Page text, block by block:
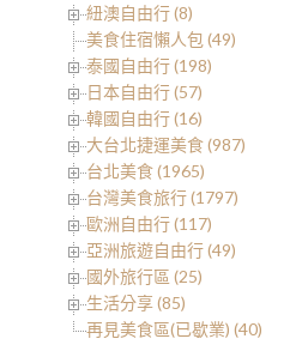
紐澳自由行 (8)
美食住宿懶人包 (49)
泰國自由行 (198)
日本自由行 (57)
韓國自由行 (16)
大台北捷運美食 (987)
台北美食 (1965)
台灣美食旅行 (1797)
歐洲自由行 (117)
亞洲旅遊自由行 (49)
國外旅行區 (25)
生活分享 (85)
再見美食區(已歇業) (40)